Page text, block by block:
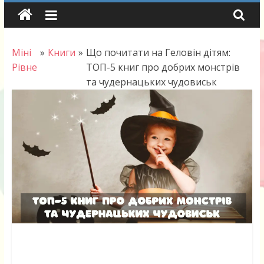
Skip
Міні
Рівне
» Книги » Що почитати на Геловін дітям:
ТОП-5 книг про добрих монстрів
та чудернацьких чудовиськ